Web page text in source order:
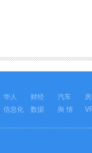
华人 财经 汽车
信息化 数据 舆 情